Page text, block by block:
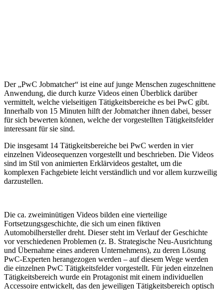
Der „PwC Jobmatcher“ ist eine auf junge Menschen zugeschnittene
Anwendung, die durch kurze Videos einen Überblick darüber
vermittelt, welche vielseitigen Tätigkeitsbereiche es bei PwC gibt.
Innerhalb von 15 Minuten hilft der Jobmatcher ihnen dabei, besser
für sich bewerten können, welche der vorgestellten Tätigkeitsfelder
interessant für sie sind.
Die insgesamt 14 Tätigkeitsbereiche bei PwC werden in vier
einzelnen Videosequenzen vorgestellt und beschrieben. Die Videos
sind im Stil von animierten Erklärvideos gestaltet, um die
komplexen Fachgebiete leicht verständlich und vor allem kurzweilig
darzustellen.
Die ca. zweiminütigen Videos bilden eine vierteilige
Fortsetzungsgeschichte, die sich um einen fiktiven
Automobilhersteller dreht. Dieser steht im Verlauf der Geschichte
vor verschiedenen Problemen (z. B. Strategische Neu-Ausrichtung
und Übernahme eines anderen Unternehmens), zu deren Lösung
PwC-Experten herangezogen werden – auf diesem Wege werden
die einzelnen PwC Tätigkeitsfelder vorgestellt. Für jeden einzelnen
Tätigkeitsbereich wurde ein Protagonist mit einem individuellen
Accessoire entwickelt, das den jeweiligen Tätigkeitsbereich optisch